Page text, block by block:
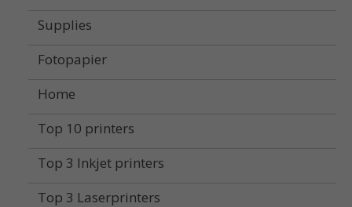
Supplies
Fotopapier
Home
Top 10 printers
Top 3 Inkjet printers
Top 3 Laserprinters